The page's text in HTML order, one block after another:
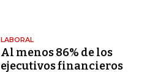
LABORAL
Al menos 86% de los
ejecutivos financieros